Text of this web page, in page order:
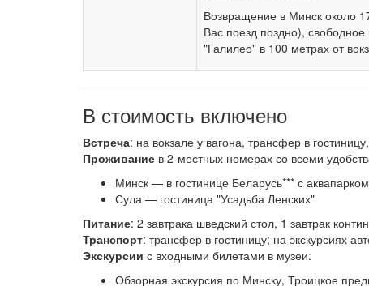
Возвращение в Минск около
Вас поезд поздно),
"Галилео" в 100 метрах от
В стоимость включено
Встреча: на вокзале у вагона, трансфер в
Проживание в 2-местных номерах со всеми
Минск — в гостинице Беларусь*** с
Сула — гостиница "Усадьба Ленских"
Питание: 2 завтрака шведский стол, 1 завтрак
Транспорт: трансфер в гостиницу; на экскурсиях
Экскурсии с входными билетами в музеи:
Обзорная экскурсия по Минску, Троицкое